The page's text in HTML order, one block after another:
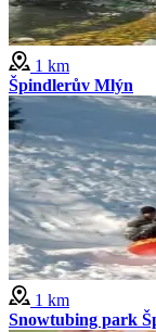
1 km
Špindlerův Mlýn
1 km
Snowtubing park